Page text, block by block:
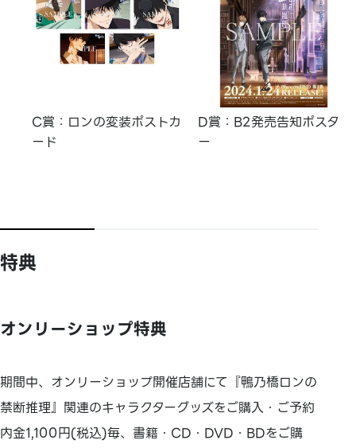
C賞：ロンの変装ポストカ
ード
D賞：B2発売告知ポスタ
ー
特典
オンリーショップ特典
期間中、オンリーショップ開催店舗にて『鴨乃橋ロンの
禁断推理』関連のキャラクターグッズをご購入・ご予約
内金1,100円(税込)毎、書籍・CD・DVD・BDをご購